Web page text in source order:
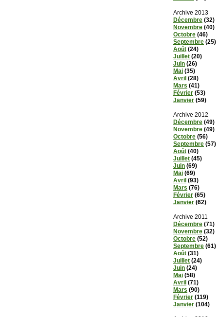
Archive 2013
Décembre (32)
Novembre (40)
Octobre (46)
Septembre (25)
Août (24)
Juillet (20)
Juin (26)
Mai (35)
Avril (28)
Mars (41)
Février (53)
Janvier (59)
Archive 2012
Décembre (49)
Novembre (49)
Octobre (56)
Septembre (57)
Août (40)
Juillet (45)
Juin (69)
Mai (69)
Avril (93)
Mars (76)
Février (65)
Janvier (62)
Archive 2011
Décembre (71)
Novembre (32)
Octobre (52)
Septembre (61)
Août (31)
Juillet (24)
Juin (24)
Mai (58)
Avril (71)
Mars (90)
Février (119)
Janvier (104)